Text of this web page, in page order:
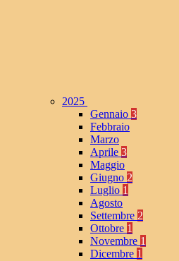
2025
Gennaio 3
Febbraio
Marzo
Aprile 3
Maggio
Giugno 2
Luglio 1
Agosto
Settembre 2
Ottobre 1
Novembre 1
Dicembre 1